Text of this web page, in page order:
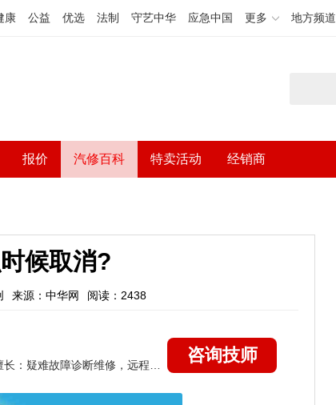
康 公益 优选 法制 守艺中华 应急中国 更多 地方频道
报价 汽修百科 特卖活动 经销商
候取消?
来源：中华网 阅读：2438
咨询技师